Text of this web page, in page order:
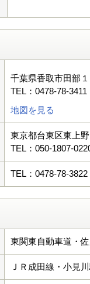
千葉県香取市田部
TEL：0478-78-3411
地図を見る
東京都台東区東上
TEL：050-1807-
TEL：0478-78-3822
東関東自動車道・
ＪＲ成田線・小見